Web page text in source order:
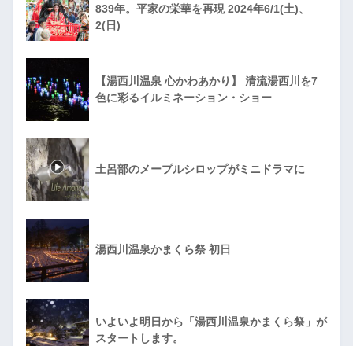
839年。平家の栄華を再現 2024年6/1(土)、
2(日)
【湯西川温泉 心かわあかり】 清流湯西川を7
色に彩るイルミネーション・ショー
土呂部のメープルシロップがミニドラマに
湯西川温泉かまくら祭 初日
いよいよ明日から「湯西川温泉かまくら祭」が
スタートします。